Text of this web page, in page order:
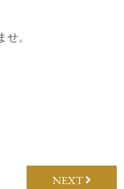
。
NEXT